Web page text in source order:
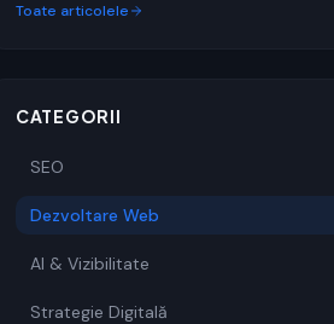
Toate articolele
CATEGORII
SEO
Dezvoltare Web
AI & Vizibilitate
Strategie Digitală